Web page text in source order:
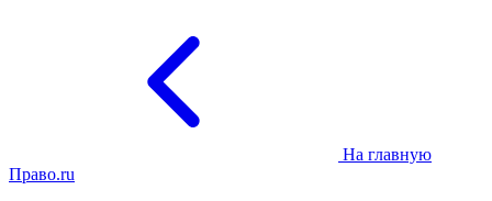
На главную
Право.ru